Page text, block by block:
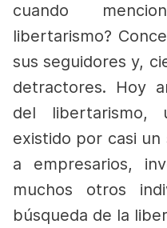
cuando
libertarismo?
sus seguidores y,
detractores. Hoy
del libertarismo,
existido por casi un
a empresarios,
muchos otros
búsqueda de la